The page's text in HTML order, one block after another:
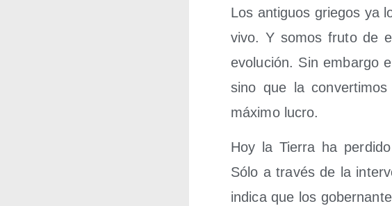
Los anti­guos grie­gos ya
vivo. Y somos fru­to de
evo­lu­ción. Sin embar­go
sino que la
máxi­mo lucro.
Hoy la Tie­rra ha
Sólo a tra­vés de la
indi­ca que los